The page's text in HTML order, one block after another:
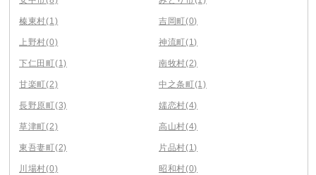
榛東村(1) 吉岡町(0)
上野村(0) 神流町(1)
下仁田町(1) 南牧村(2)
甘楽町(2) 中之条町(1)
長野原町(3) 嬬恋村(4)
草津町(2) 高山村(4)
東吾妻町(2) 片品村(1)
川場村(0) 昭和村(0)